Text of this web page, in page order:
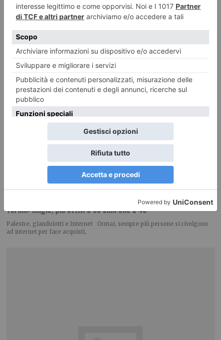
Torino: single, più attivi a 60 anni che a 40
Palestre, gianduiotti e Internet Ormai, sempre più persone si rivolgono
ad internet per fare acquisti,